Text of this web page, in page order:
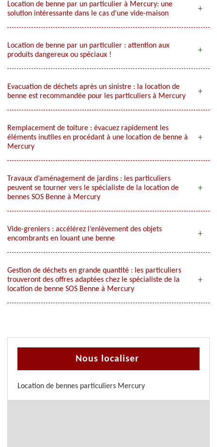
Location de benne par un particulier à Mercury: une
solution intéressante dans le cas d’une vide-maison
Location de benne par un particulier : attention aux
produits dangereux ou spéciaux !
Evacuation de déchets après un sinistre : la location de
benne est recommandée pour les particuliers à Mercury
Remplacement de toiture : évacuez rapidement les
éléments inutiles en procédant à une location de benne à
Mercury
Travaux d’aménagement de jardins : les particuliers
peuvent se tourner vers le spécialiste de la location de
bennes SOS Benne à Mercury
Vide-greniers : accélérez l’enlèvement des objets
encombrants en louant une benne
Gestion de déchets en grande quantité : les particuliers
trouveront des offres adaptées chez le spécialiste de la
location de benne SOS Benne à Mercury
Nous localiser
Location de bennes particuliers Mercury